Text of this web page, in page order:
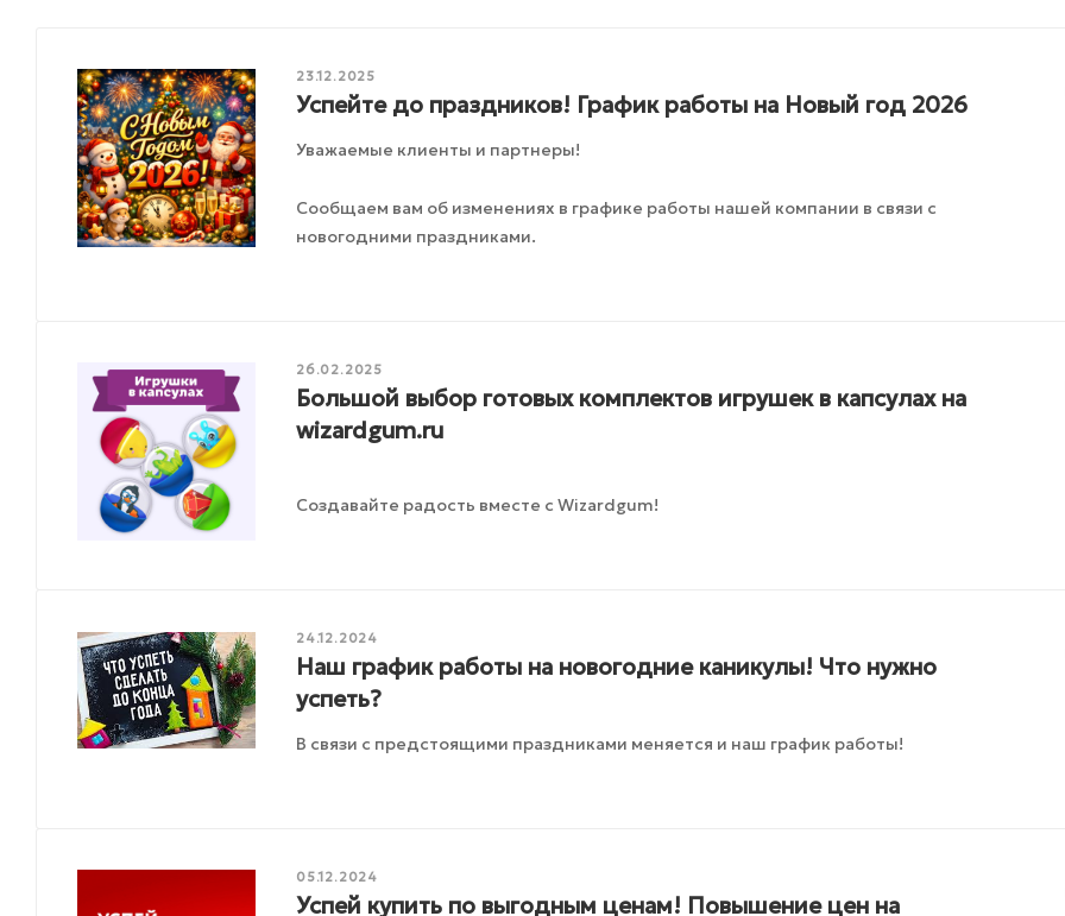
23.12.2025
Успейте до праздников! График работы на Новый год 2026
Уважаемые клиенты и партнеры!
Сообщаем вам об изменениях в графике работы нашей компании в связи с
новогодними праздниками.
26.02.2025
Большой выбор готовых комплектов игрушек в капсулах на
wizardgum.ru
Создавайте радость вместе с Wizardgum!
24.12.2024
Наш график работы на новогодние каникулы! Что нужно
успеть?
В связи с предстоящими праздниками меняется и наш график работы!
05.12.2024
Успей купить по выгодным ценам! Повышение цен на